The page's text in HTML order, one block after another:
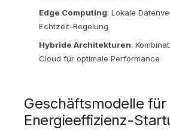
Edge Computing: Lokale
Echtzeit-Regelung
Hybride Architekturen:
Cloud für optimale Performance
Geschäftsmodelle für
Energieeffizienz-